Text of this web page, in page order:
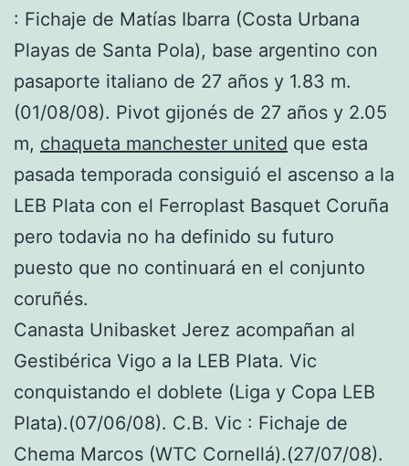
: Fichaje de Matías Ibarra (Costa Urbana
Playas de Santa Pola), base argentino con
pasaporte italiano de 27 años y 1.83 m.
(01/08/08). Pivot gijonés de 27 años y 2.05
m, chaqueta manchester united que esta
pasada temporada consiguió el ascenso a la
LEB Plata con el Ferroplast Basquet Coruña
pero todavia no ha definido su futuro
puesto que no continuará en el conjunto
coruñés.
Canasta Unibasket Jerez acompañan al
Gestibérica Vigo a la LEB Plata. Vic
conquistando el doblete (Liga y Copa LEB
Plata).(07/06/08). C.B. Vic : Fichaje de
Chema Marcos (WTC Cornellá).(27/07/08).